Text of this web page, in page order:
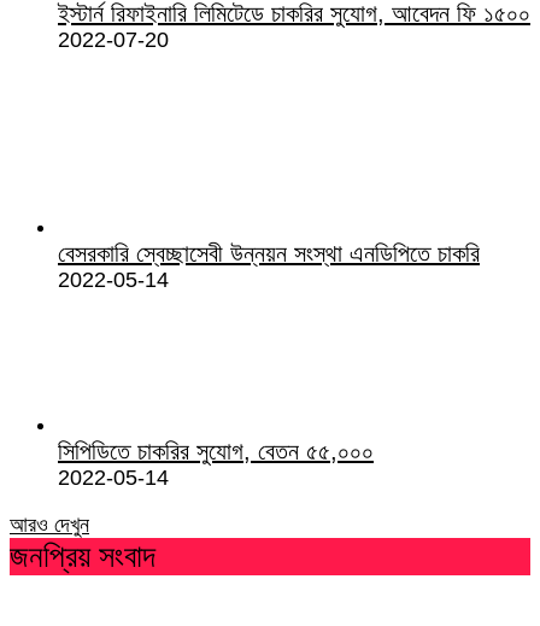
ইস্টার্ন রিফাইনারি লিমিটেডে চাকরির সুযোগ, আবেদন ফি ১৫০০
2022-07-20
বেসরকারি স্বেচ্ছাসেবী উন্নয়ন সংস্থা এনডিপিতে চাকরি
2022-05-14
সিপিডিতে চাকরির সুযোগ, বেতন ৫৫,০০০
2022-05-14
আরও দেখুন
জনপ্রিয় সংবাদ